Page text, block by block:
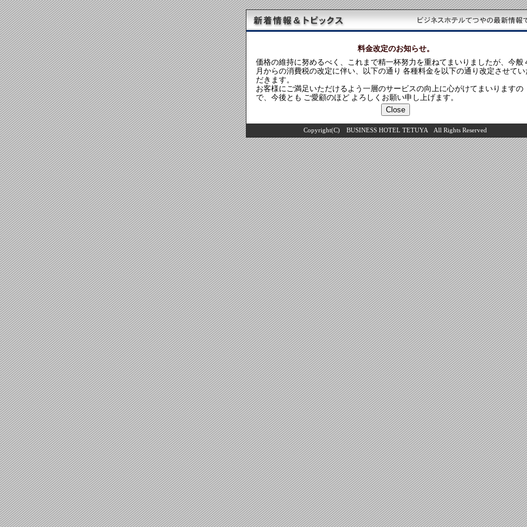
料金改定のお知らせ。
価格の維持に努めるべく、これまで精一杯努力を重ねてまいりましたが、今般
月からの消費税の改定に伴い、以下の通り 各種料金を以下の通り改定させてい
だきます。
お客様にご満足いただけるよう一層のサービスの向上に心がけてまいりますの
で、今後とも ご愛顧のほど よろしくお願い申し上げます。
Copyright(C) BUSINESS HOTEL TETUYA All Rights Reserved